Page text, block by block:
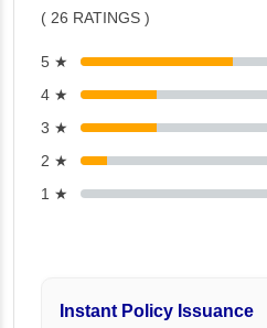
( 26 RATINGS )
5 ★
4 ★
3 ★
2 ★
1 ★
Instant Policy Issuance